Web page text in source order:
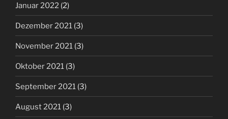
Januar 2022 (2)
Dezember 2021 (3)
November 2021 (3)
Oktober 2021 (3)
September 2021 (3)
August 2021 (3)